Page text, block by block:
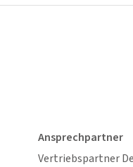
Ansprechpartner
Vertriebspartner